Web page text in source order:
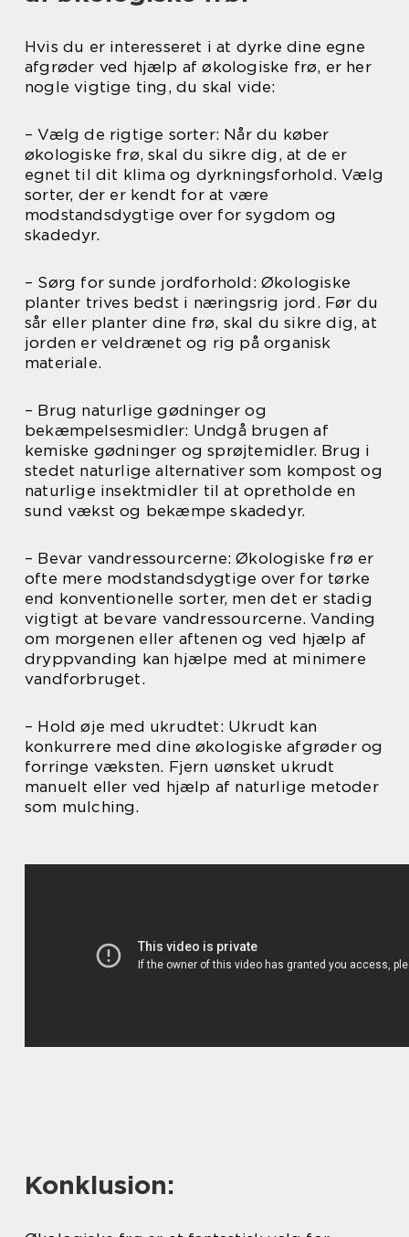
Hvis du er interesseret i at dyrke dine egne
afgrøder ved hjælp af økologiske frø, er her
nogle vigtige ting, du skal vide:
– Vælg de rigtige sorter: Når du køber
økologiske frø, skal du sikre dig, at de er
egnet til dit klima og dyrkningsforhold. Vælg
sorter, der er kendt for at være
modstandsdygtige over for sygdom og
skadedyr.
– Sørg for sunde jordforhold: Økologiske
planter trives bedst i næringsrig jord. Før du
sår eller planter dine frø, skal du sikre dig, at
jorden er veldrænet og rig på organisk
materiale.
– Brug naturlige gødninger og
bekæmpelsesmidler: Undgå brugen af
kemiske gødninger og sprøjtemidler. Brug i
stedet naturlige alternativer som kompost og
naturlige insektmidler til at opretholde en
sund vækst og bekæmpe skadedyr.
– Bevar vandressourcerne: Økologiske frø er
ofte mere modstandsdygtige over for tørke
end konventionelle sorter, men det er stadig
vigtigt at bevare vandressourcerne. Vanding
om morgenen eller aftenen og ved hjælp af
dryppvanding kan hjælpe med at minimere
vandforbruget.
– Hold øje med ukrudtet: Ukrudt kan
konkurrere med dine økologiske afgrøder og
forringe væksten. Fjern uønsket ukrudt
manuelt eller ved hjælp af naturlige metoder
som mulching.
Konklusion: